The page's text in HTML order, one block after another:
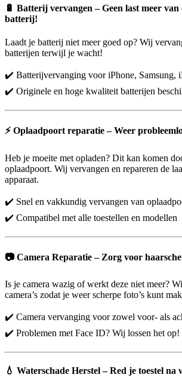
🔋 Batterij vervangen – Geen last meer van
batterij!
Laadt je batterij niet meer goed op? Wij
batterijen terwijl je wacht!
✔️ Batterijvervanging voor iPhone, Samsung,
✔️ Originele en hoge kwaliteit batterijen
⚡Oplaadpoort reparatie – Weer
Heb je moeite met opladen? Dit kan komen
oplaadpoort. Wij vervangen en repareren de
apparaat.
✔️ Snel en vakkundig vervangen van
✔️ Compatibel met alle toestellen en modellen
📷 Camera Reparatie – Zorg voor
Is je camera wazig of werkt deze niet meer?
camera’s zodat je weer scherpe foto’s kunt
✔️ Camera vervanging voor zowel voor- als
✔️ Problemen met Face ID? Wij lossen het op!
💧 Waterschade Herstel – Red je toestel na